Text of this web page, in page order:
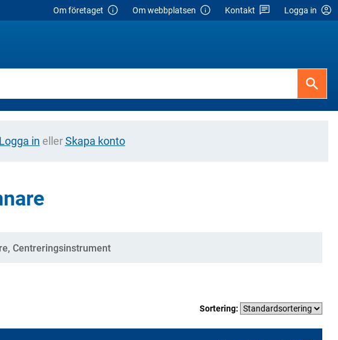
Om företaget Om webbplatsen Kontakt Logga in
Logga in ellerSkapa konto
Centreringsinstrument
Sortering: